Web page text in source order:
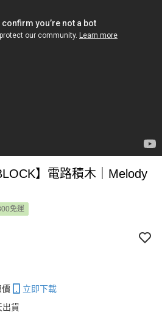
】電路積木｜Melody
免運
立即下載
出貨